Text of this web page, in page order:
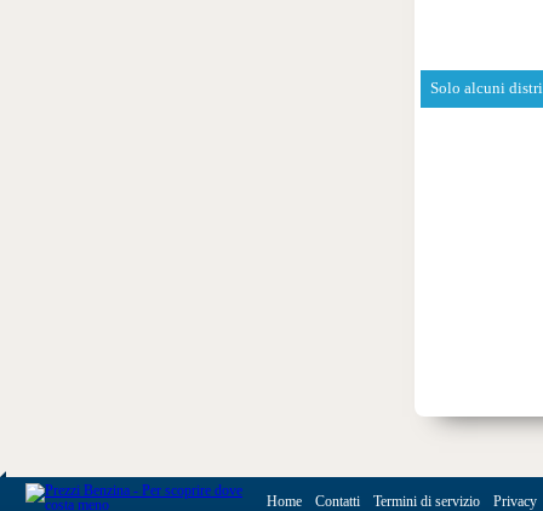
Solo alcuni
Home Contatti Termini di servizio Privacy